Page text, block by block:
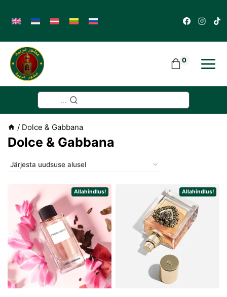
content
0
/ Dolce & Gabbana
Dolce & Gabbana
Allahindlus! Allahindlus!